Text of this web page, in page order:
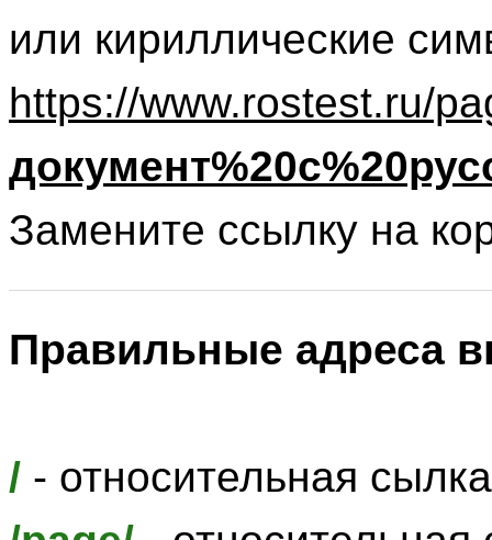
или кириллические
https://www.rostest.ru/
Замените ссылку на
Правильные адреса
/ - относительная